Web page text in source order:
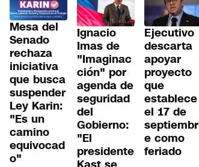
Mesa del
Senado
rechaza
iniciativa
que busca
suspender
Ley Karin:
"Es un
camino
equivocad
o"
Ignacio
Imas de
"Imaginac
ción" por
agenda de
seguridad
del
Gobierno:
"El
presidente
Ejecutivo
descarta
apoyar
proyecto
que
establece
el 17 de
septiembr
e como
feriado